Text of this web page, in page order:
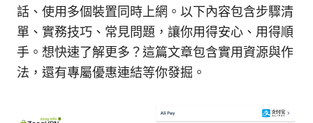
話、使用多個裝置同時上網。以下內容包含步驟清
單、實務技巧、常見問題，讓你用得安心、用得順
手。想快速了解更多？這篇文章包含實用資源與作
法，還有專屬優惠連結等你發掘。